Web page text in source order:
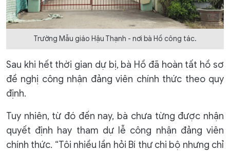
Trường Mẫu giáo Hậu Thạnh - nơi bà Hồ công tác.
Sau khi hết thời gian dự bị, bà Hồ đã hoàn tất hồ sơ
đề nghị công nhận đảng viên chính thức theo quy
định.
Tuy nhiên, từ đó đến nay, bà chưa từng được nhận
quyết định hay tham dự lễ công nhận đảng viên
chính thức. “Tôi nhiều lần hỏi Bí thư chi bộ nhưng chỉ